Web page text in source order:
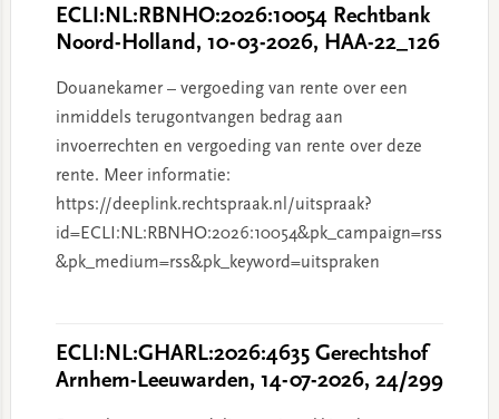
ECLI:NL:RBNHO:2026:10054 Rechtbank
Noord-Holland, 10-03-2026, HAA-22_126
Douanekamer – vergoeding van rente over een
inmiddels terugontvangen bedrag aan
invoerrechten en vergoeding van rente over deze
rente. Meer informatie:
https://deeplink.rechtspraak.nl/uitspraak?
id=ECLI:NL:RBNHO:2026:10054&pk_campaign=rss
&pk_medium=rss&pk_keyword=uitspraken
ECLI:NL:GHARL:2026:4635 Gerechtshof
Arnhem-Leeuwarden, 14-07-2026, 24/299